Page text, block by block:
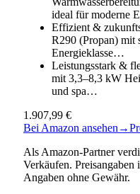
ideal für moderne
Effizient &
R290 (Propan) mit
Energieklasse…
Leistungsstark &
mit 3,3–8,3 kW
und spa…
1.907,99 €
Bei Amazon ansehen →
Als Amazon-Partner
Verkäufen.
Angaben ohne Gewähr.